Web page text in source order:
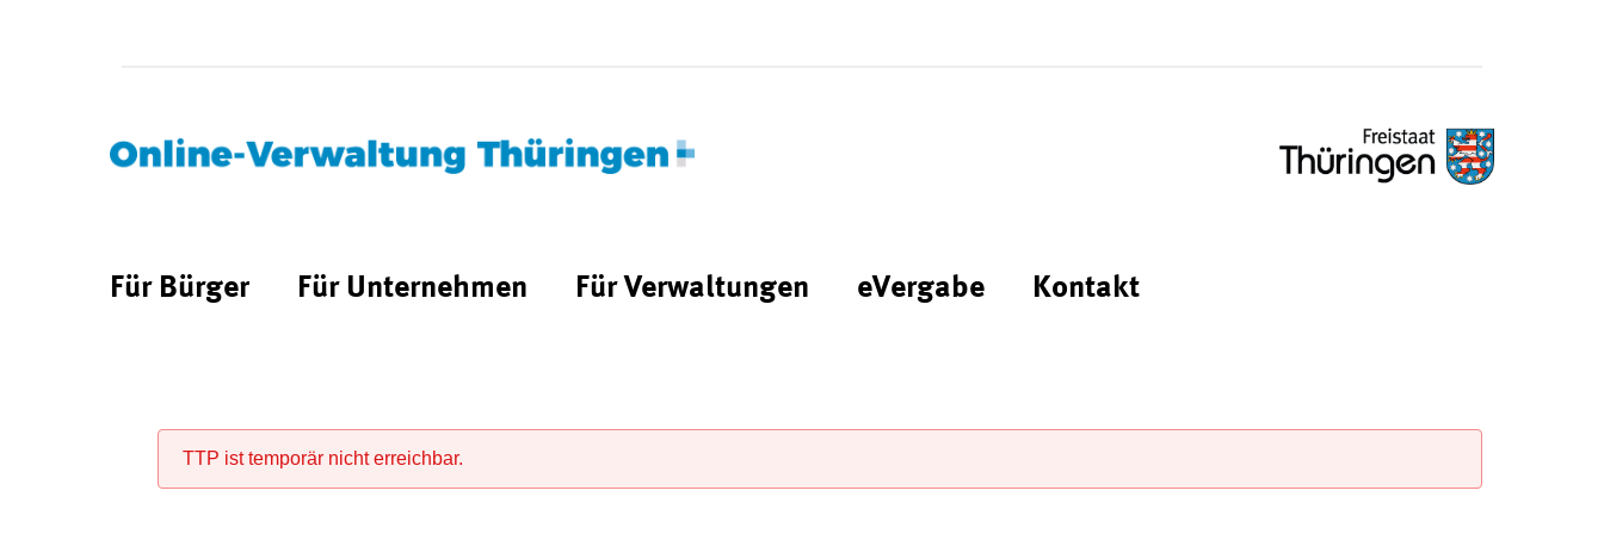
Für Bürger Für Unternehmen Für Verwaltungen eVergabe Kontakt
TTP ist temporär nicht erreichbar.